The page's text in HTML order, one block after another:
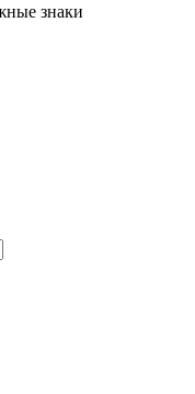
знаки